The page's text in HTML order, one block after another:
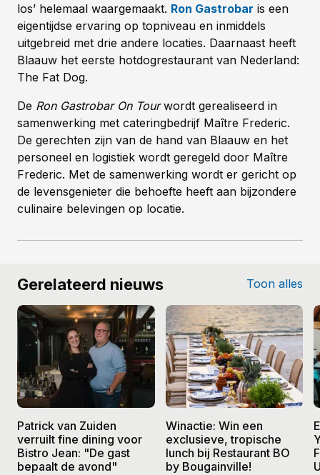
los’ helemaal waargemaakt. Ron Gastrobar is een
eigentijdse ervaring op topniveau en inmiddels
uitgebreid met drie andere locaties. Daarnaast heeft
Blaauw het eerste hotdogrestaurant van Nederland:
The Fat Dog.
De Ron Gastrobar On Tourwordt gerealiseerd in
samenwerking met cateringbedrijf Maître Frederic.
De gerechten zijn van de hand van Blaauw en het
personeel en logistiek wordt geregeld door Maître
Frederic. Met de samenwerking wordt er gericht op
de levensgenieter die behoefte heeft aan bijzondere
culinaire belevingen op locatie.
Gerelateerd nieuws Toon alles
Patrick van Zuiden
verruilt fine dining voor
Bistro Jean: "De gast
bepaalt de avond"
Winactie: Win een
exclusieve, tropische
lunch bij Restaurant BO
by Bougainville!